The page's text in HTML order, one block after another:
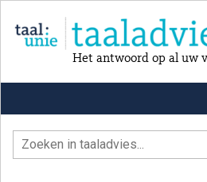
Het antwoord op al uw